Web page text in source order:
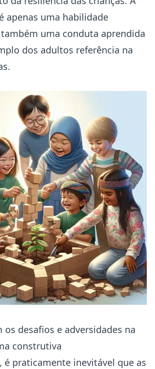
apenas uma habilidade
uma conduta aprendida
dos adultos referência na
os desafios e adversidades na
construtiva
é praticamente inevitável que as